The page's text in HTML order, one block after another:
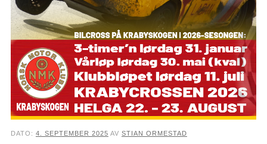
DATO: 4. SEPTEMBER 2025 AV STIAN ORMESTAD